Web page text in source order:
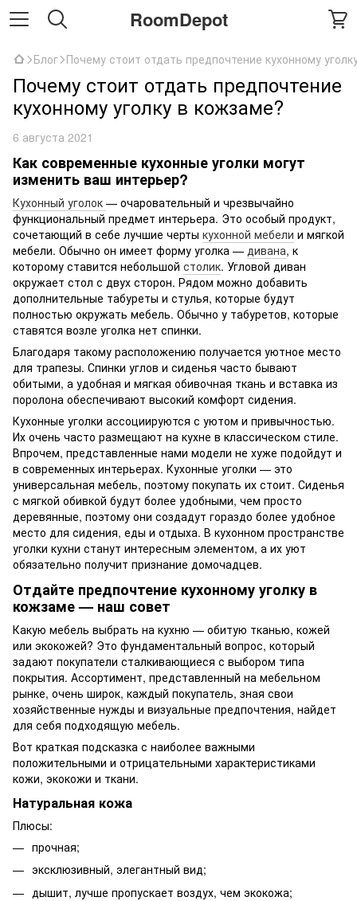
RoomDepot
Блог Почему стоит отдать предпочтение кухонному
Почему стоит отдать предпочтение
кухонному уголку в кожзаме?
6 августа 2021
Как современные кухонные уголки могут
изменить ваш интерьер?
Кухонный уголок — очаровательный и чрезвычайно
функциональный предмет интерьера. Это особый продукт,
сочетающий в себе лучшие черты кухонной мебели и мягкой
мебели. Обычно он имеет форму уголка — дивана, к
которому ставится небольшой столик. Угловой диван
окружает стол с двух сторон. Рядом можно добавить
дополнительные табуреты и стулья, которые будут
полностью окружать мебель. Обычно у табуретов, которые
ставятся возле уголка нет спинки.
Благодаря такому расположению получается уютное место
для трапезы. Спинки углов и сиденья часто бывают
обитыми, а удобная и мягкая обивочная ткань и вставка из
поролона обеспечивают высокий комфорт сидения.
Кухонные уголки ассоциируются с уютом и привычностью.
Их очень часто размещают на кухне в классическом стиле.
Впрочем, представленные нами модели не хуже подойдут и
в современных интерьерах. Кухонные уголки — это
универсальная мебель, поэтому покупать их стоит. Сиденья
с мягкой обивкой будут более удобными, чем просто
деревянные, поэтому они создадут гораздо более удобное
место для сидения, еды и отдыха. В кухонном пространстве
уголки кухни станут интересным элементом, а их уют
обязательно получит признание домочадцев.
Отдайте предпочтение кухонному уголку в
кожзаме — наш совет
Какую мебель выбрать на кухню — обитую тканью, кожей
или экокожей? Это фундаментальный вопрос, который
задают покупатели сталкивающиеся с выбором типа
покрытия. Ассортимент, представленный на мебельном
рынке, очень широк, каждый покупатель, зная свои
хозяйственные нужды и визуальные предпочтения, найдет
для себя подходящую мебель.
Вот краткая подсказка с наиболее важными
положительными и отрицательными характеристиками
кожи, экокожи и ткани.
Натуральная кожа
Плюсы:
прочная;
эксклюзивный, элегантный вид;
дышит, лучше пропускает воздух, чем экокожа;